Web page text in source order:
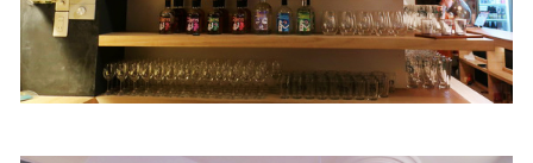
創意出版服務
歷史區
關於Yilan